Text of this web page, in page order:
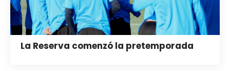
La Reserva comenzó la pretemporada